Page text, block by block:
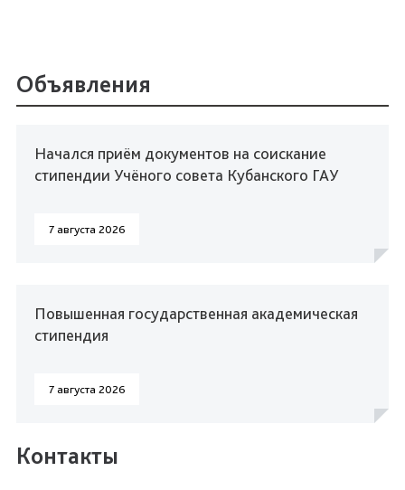
Объявления
Начался приём документов на соискание
стипендии Учёного совета Кубанского ГАУ
7 августа 2026
Повышенная государственная академическая
стипендия
7 августа 2026
Контакты